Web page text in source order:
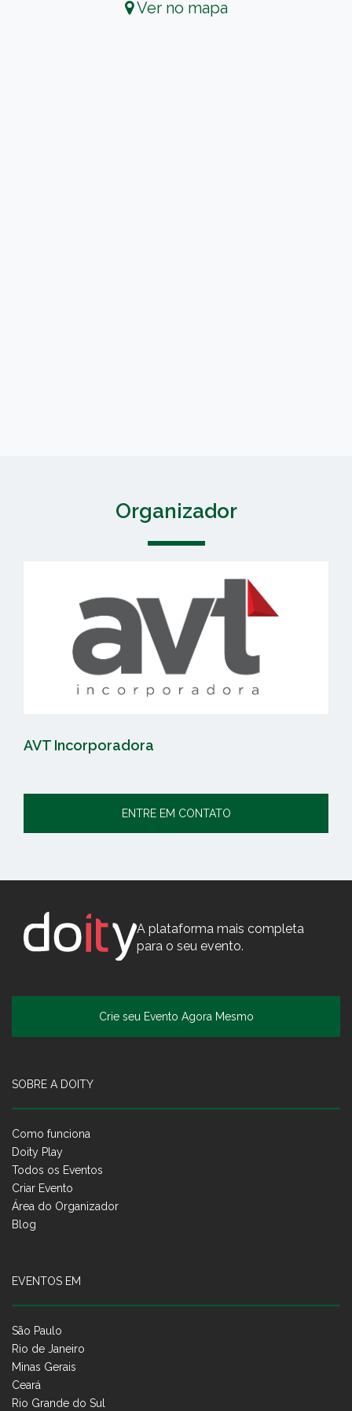
Ver no mapa
Organizador
AVT Incorporadora
ENTRE EM CONTATO
A plataforma mais completa
para o seu evento.
Crie seu Evento Agora Mesmo
SOBRE A DOITY
Como funciona
Doity Play
Todos os Eventos
Criar Evento
Área do Organizador
Blog
EVENTOS EM
São Paulo
Rio de Janeiro
Minas Gerais
Ceará
Rio Grande do Sul